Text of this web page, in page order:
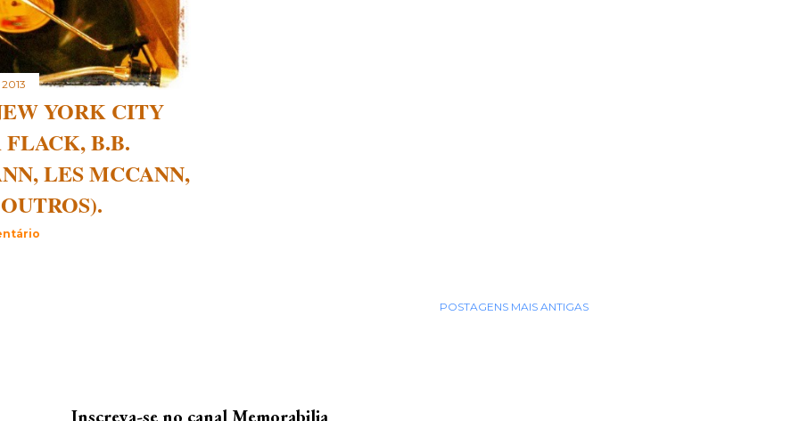
YORK CITY
FLACK, B.B.
LES MCCANN,
POSTAGENS MAIS ANTIGAS